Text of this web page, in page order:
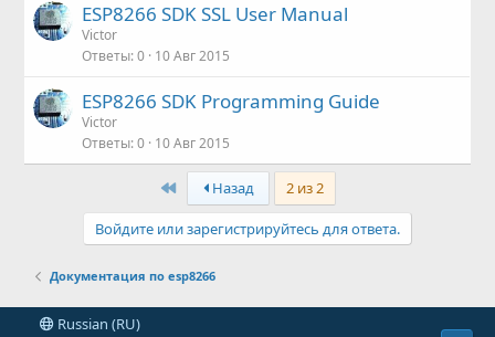
ESP8266 SDK SSL User Manual
Victor
Ответы 0 10 Авг 2015
ESP8266 SDK Programming Guide
Victor
Ответы 0 10 Авг 2015
First Назад 2 из 2
Войдите или зарегистрируйтесь для ответа.
Документация по esp8266
Russian (RU)